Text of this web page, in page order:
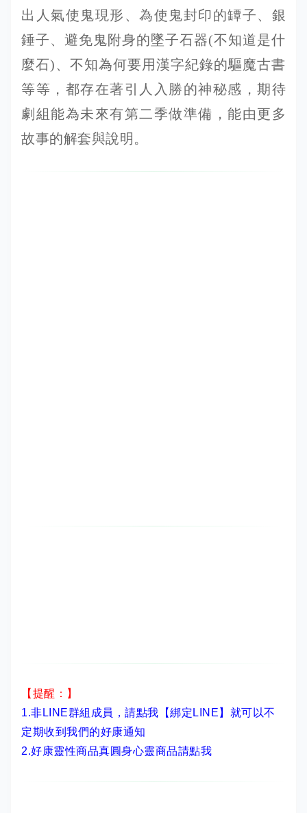
出人氣使鬼現形、為使鬼封印的罈子、銀
錘子、避免鬼附身的墜子石器(不知道是什
麼石)、不知為何要用漢字紀錄的驅魔古書
等等，都存在著引人入勝的神秘感，期待
劇組能為未來有第二季做準備，能由更多
故事的解套與說明。
【提醒：】
1.非LINE群組成員， 請點我【綁定LINE】 就可以不
定期收到我們的好康通知
2.好康靈性商品真圓身心靈商品請點我